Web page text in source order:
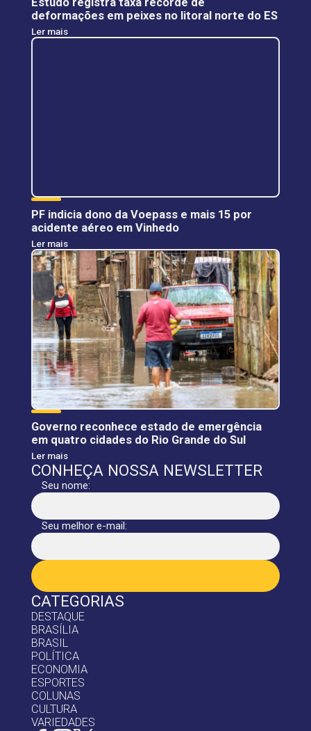
CATEGORIAS
DESTAQUE
BRASÍLIA
BRASIL
POLÍTICA
ECONOMIA
ESPORTES
COLUNAS
CULTURA
VARIEDADES
deformações em peixes no litoral norte do ES
Ler mais
PF indicia dono da Voepass e mais 15 por
acidente aéreo em Vinhedo
Ler mais
Governo reconhece estado de emergência
em quatro cidades do Rio Grande do Sul
Ler mais
CONHEÇA NOSSA NEWSLETTER
Seu nome:
Seu melhor e-mail: